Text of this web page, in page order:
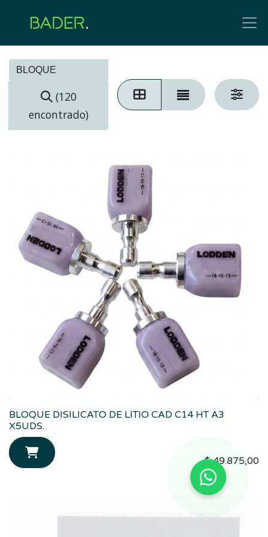
(120
encontrado)
BLOQUE DISILICATO DE LITIO CAD C14 HT A3
X5UDS.
$49.875,00